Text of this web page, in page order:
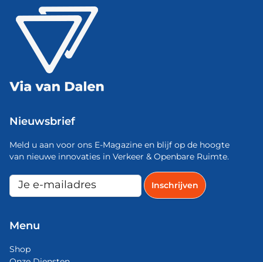
Nieuwsbrief
Meld u aan voor ons E-Magazine en blijf op de hoogte
van nieuwe innovaties in Verkeer & Openbare Ruimte.
Menu
Shop